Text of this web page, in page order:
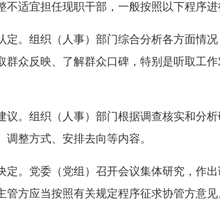
适宜担任现职干部，一般按照以下程序进
定。组织（人事）部门综合分析各方面情
群众反映、了解群众口碑，特别是听取工
议。组织（人事）部门根据调查核实和分
调整方式、安排去向等内容。
定。党委（党组）召开会议集体研究，作
管方应当按照有关规定程序征求协管方意见